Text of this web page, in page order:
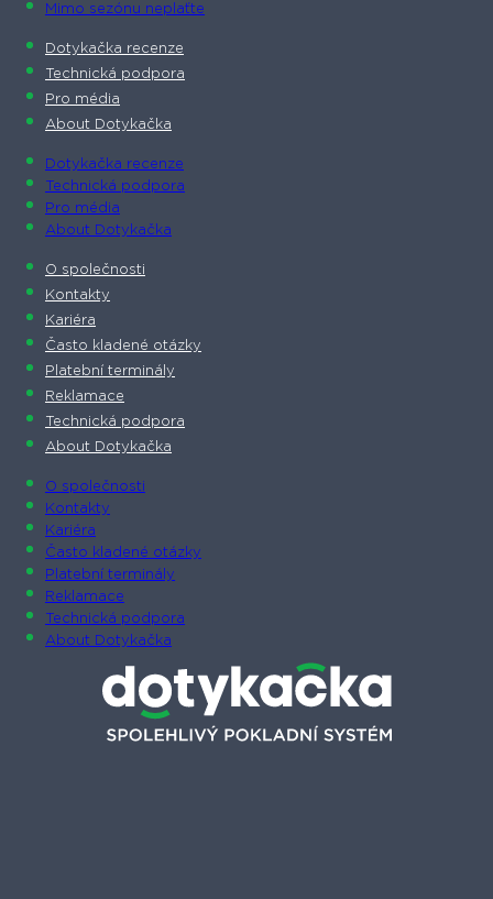
Mimo sezónu neplaťte
Dotykačka recenze
Technická podpora
Pro média
About Dotykačka
Dotykačka recenze
Technická podpora
Pro média
About Dotykačka
O společnosti
Kontakty
Kariéra
Často kladené otázky
Platební terminály
Reklamace
Technická podpora
About Dotykačka
O společnosti
Kontakty
Kariéra
Často kladené otázky
Platební terminály
Reklamace
Technická podpora
About Dotykačka